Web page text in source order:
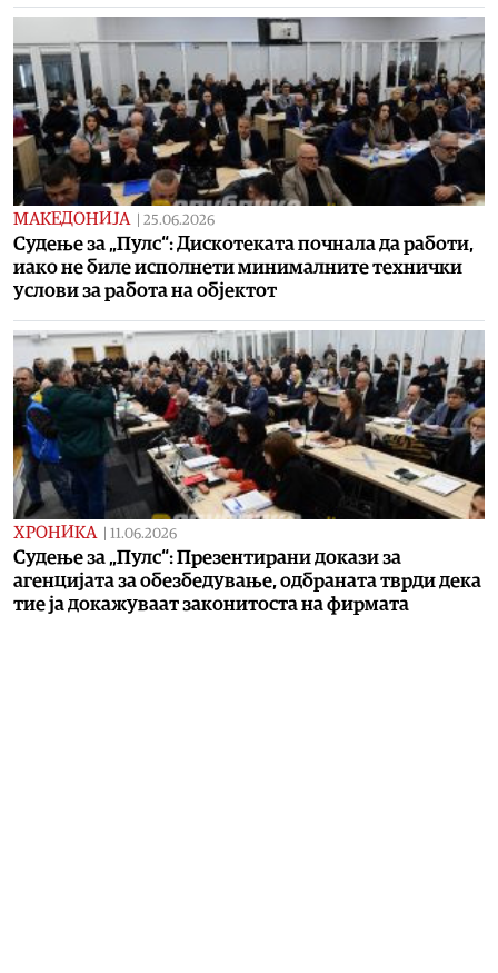
МАКЕДОНИЈА 25.06.2026
Судење за „Пулс“: Дискотеката почнала да работи,
иако не биле исполнети минималните технички
услови за работа на објектот
ХРОНИКА 11.06.2026
Судење за „Пулс“: Презентирани докази за
агенцијата за обезбедување, одбраната тврди дека
тие ја докажуваат законитоста на фирмата